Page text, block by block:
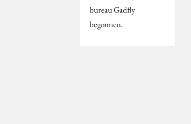
bureau Gadfly
begonnen.